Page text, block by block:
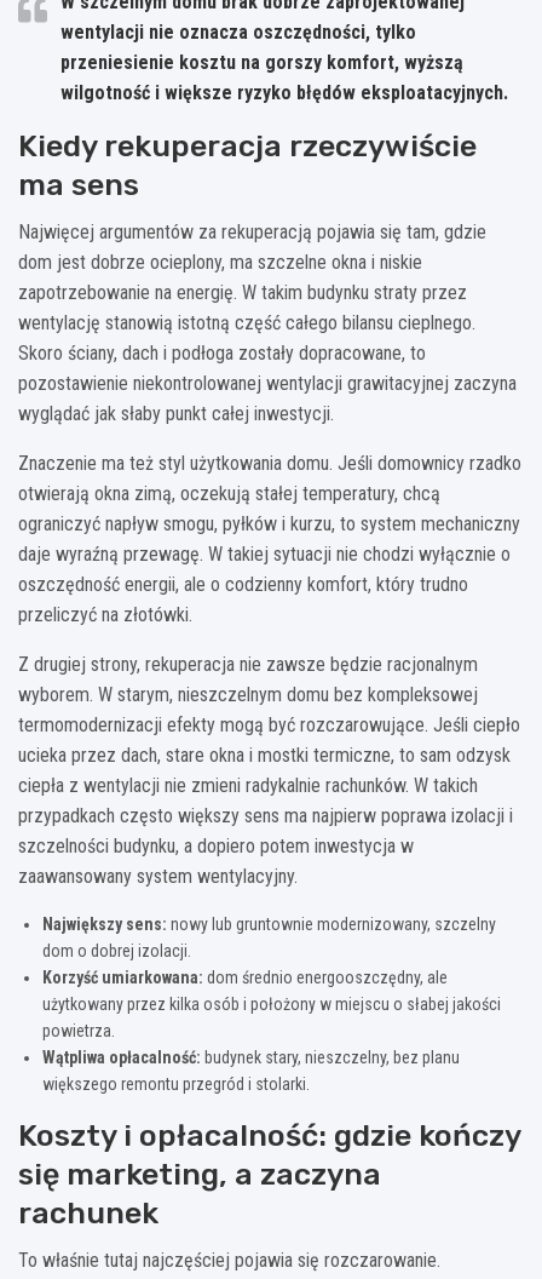
wentylacji nie oznacza oszczędności, tylko
przeniesienie kosztu na gorszy komfort, wyższą
wilgotność i większe ryzyko błędów eksploatacyjnych.
Kiedy rekuperacja rzeczywiście
ma sens
Najwięcej argumentów za rekuperacją pojawia się tam, gdzie
dom jest dobrze ocieplony, ma szczelne okna i niskie
zapotrzebowanie na energię. W takim budynku straty przez
wentylację stanowią istotną część całego bilansu cieplnego.
Skoro ściany, dach i podłoga zostały dopracowane, to
pozostawienie niekontrolowanej wentylacji grawitacyjnej zaczyna
wyglądać jak słaby punkt całej inwestycji.
Znaczenie ma też styl użytkowania domu. Jeśli domownicy rzadko
otwierają okna zimą, oczekują stałej temperatury, chcą
ograniczyć napływ smogu, pyłków i kurzu, to system mechaniczny
daje wyraźną przewagę. W takiej sytuacji nie chodzi wyłącznie o
oszczędność energii, ale o codzienny komfort, który trudno
przeliczyć na złotówki.
Z drugiej strony, rekuperacja nie zawsze będzie racjonalnym
wyborem. W starym, nieszczelnym domu bez kompleksowej
termomodernizacji efekty mogą być rozczarowujące. Jeśli ciepło
ucieka przez dach, stare okna i mostki termiczne, to sam odzysk
ciepła z wentylacji nie zmieni radykalnie rachunków. W takich
przypadkach często większy sens ma najpierw poprawa izolacji i
szczelności budynku, a dopiero potem inwestycja w
zaawansowany system wentylacyjny.
Największy sens: nowy lub gruntownie modernizowany, szczelny
dom o dobrej izolacji.
Korzyść umiarkowana: dom średnio energooszczędny, ale
użytkowany przez kilka osób i położony w miejscu o słabej jakości
powietrza.
Wątpliwa opłacalność: budynek stary, nieszczelny, bez planu
większego remontu przegród i stolarki.
Koszty i opłacalność: gdzie kończy
się marketing, a zaczyna
rachunek
To właśnie tutaj najczęściej pojawia się rozczarowanie.